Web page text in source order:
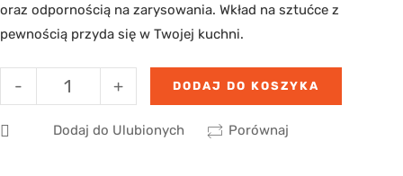
oraz odpornością na zarysowania. Wkład na sztućce z
pewnością przyda się w Twojej kuchni.
+
- DODAJ DO KOSZYKA
Dodaj do Ulubionych Porównaj